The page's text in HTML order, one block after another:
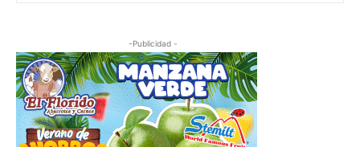
-Publicidad -